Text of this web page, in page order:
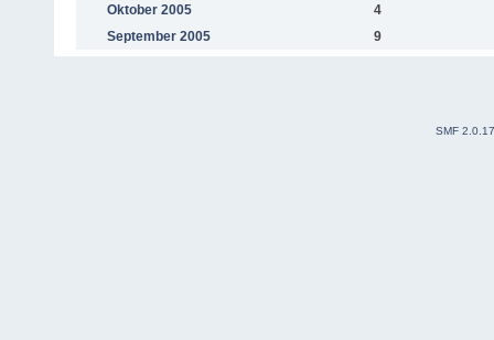
Oktober 2005
4
September 2005
9
SMF 2.0.17